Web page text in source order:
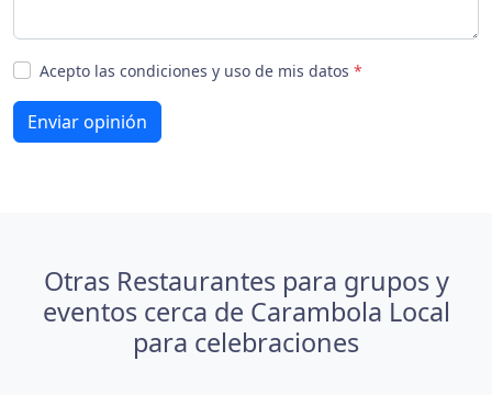
Acepto las condiciones y uso de mis datos *
Enviar opinión
Otras Restaurantes para grupos y
eventos cerca de Carambola Local
para celebraciones